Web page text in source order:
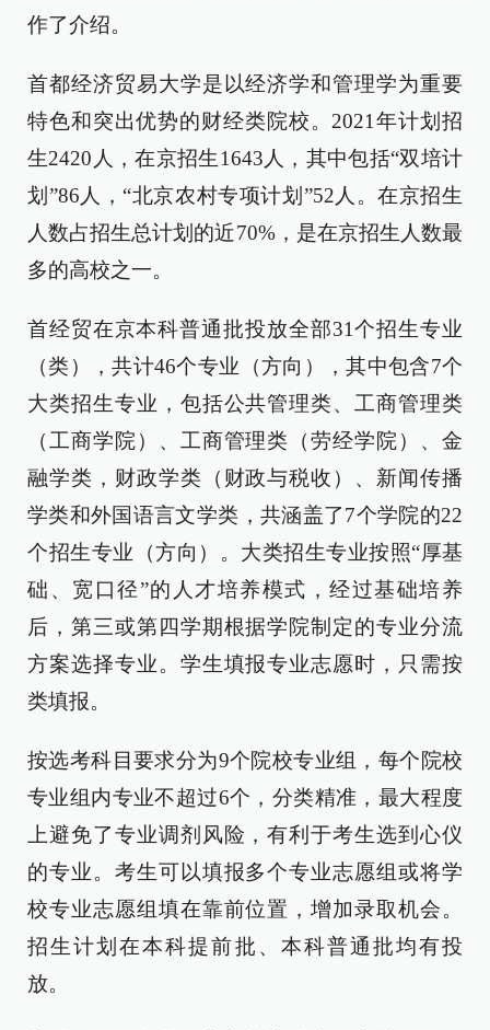
作了介绍。
首都经济贸易大学是以经济学和管理学为重要
特色和突出优势的财经类院校。2021年计划招
生2420人，在京招生1643人，其中包括“双培计
划”86人，“北京农村专项计划”52人。在京招生
人数占招生总计划的近70%，是在京招生人数最
多的高校之一。
首经贸在京本科普通批投放全部31个招生专业
（类），共计46个专业（方向），其中包含7个
大类招生专业，包括公共管理类、工商管理类
（工商学院）、工商管理类（劳经学院）、金
融学类，财政学类（财政与税收）、新闻传播
学类和外国语言文学类，共涵盖了7个学院的22
个招生专业（方向）。大类招生专业按照“厚基
础、宽口径”的人才培养模式，经过基础培养
后，第三或第四学期根据学院制定的专业分流
方案选择专业。学生填报专业志愿时，只需按
类填报。
按选考科目要求分为9个院校专业组，每个院校
专业组内专业不超过6个，分类精准，最大程度
上避免了专业调剂风险，有利于考生选到心仪
的专业。考生可以填报多个专业志愿组或将学
校专业志愿组填在靠前位置，增加录取机会。
招生计划在本科提前批、本科普通批均有投
放。